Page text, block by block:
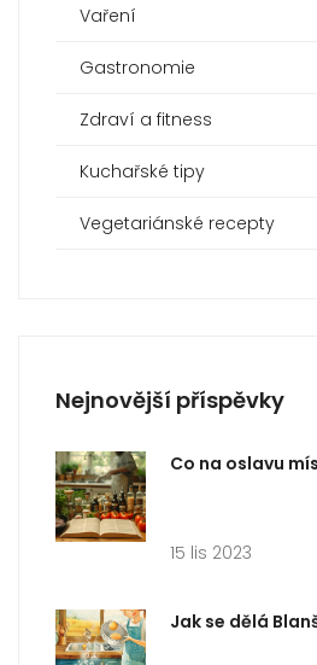
Vaření
Gastronomie
Zdraví a fitness
Kuchařské tipy
Vegetariánské recepty
Nejnovější příspěvky
Co na oslavu
15 lis 2023
Jak se dělá